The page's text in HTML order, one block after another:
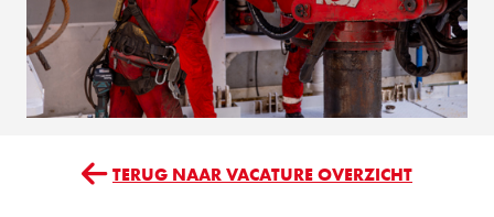
TERUG NAAR VACATURE OVERZICHT